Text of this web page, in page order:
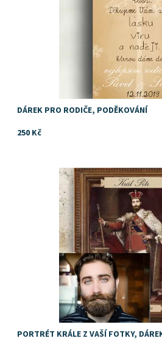
DÁREK PRO RODIČE, PODĚKOVÁNÍ
250 Kč
Dostupnost: Skladem
PORTRÉT KRÁLE Z VAŠÍ FOTKY,